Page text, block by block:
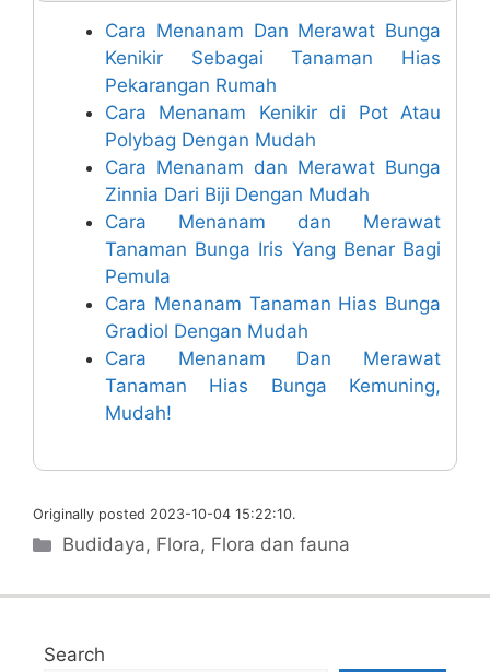
Cara Menanam Dan Merawat Bunga
Kenikir Sebagai Tanaman Hias
Pekarangan Rumah
Cara Menanam Kenikir di Pot Atau
Polybag Dengan Mudah
Cara Menanam dan Merawat Bunga
Zinnia Dari Biji Dengan Mudah
Cara Menanam dan Merawat
Tanaman Bunga Iris Yang Benar Bagi
Pemula
Cara Menanam Tanaman Hias Bunga
Gradiol Dengan Mudah
Cara Menanam Dan Merawat
Tanaman Hias Bunga Kemuning,
Mudah!
Originally posted 2023-10-04 15:22:10.
Categories
Budidaya, Flora, Flora dan fauna
Search